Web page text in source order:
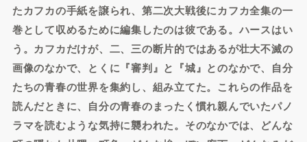
たカフカの手紙を譲られ、第二次大戦後にカフカ全集の一
巻として収めるために編集したのは彼である。ハースはい
う。カフカだけが、二、三の断片的ではあるが壮大不滅の
画像のなかで、とくに『審判』と『城』とのなかで、自分
たちの青春の世界を集約し、組み立てた。これらの作品を
読んだときに、自分の青春のまったく慣れ親んでいたパノ
ラマを読むような気持に襲われた。そのなかでは、どんな